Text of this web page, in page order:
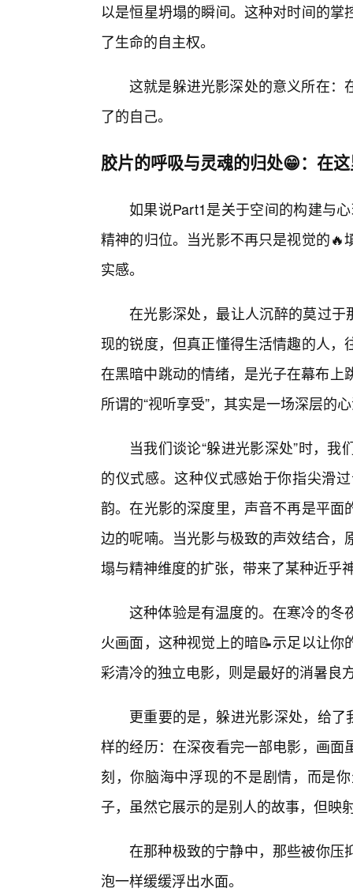
以是恒星坍塌的瞬间。这种对时间的
了生命的自主权。
这就是躲进光影深处的意义所在：
了的自己。
胶片的呼吸与灵魂的归处😁：在
如果说Part1是关于空间的构建与
精神的归位。当光影不再只是视觉的
实感。
在光影深处，最让人沉醉的莫过于
现的锐度，但真正懂得生活情趣的人
在黑暗中跳动的情绪，是光子在幕布
所谓的“视听享受”，其实是一场深层的
当我们谈论“躲进光影深处”时，
的仪式感。这种仪式感始于你指尖滑
韵。在光影的深度里，声音不再是平
边的呢喃。当光影与极致的声效结合
塌与精神维度的扩张，带来了某种近乎
这种体验是有温度的。在寒冷的冬
火画面，这种视觉上的暗📝示足以让
彩清冷的独立电影，则是最好的消暑良
更重要的是，躲进光影深处，给了
样的经历：在深夜看完一部电影，画
刻，你脑海中浮现的不是剧情，而是
子，虽然它展示的是别人的故事，但映
在那种极致的宁静中，那些被你压
泡一样缓缓浮出水面。